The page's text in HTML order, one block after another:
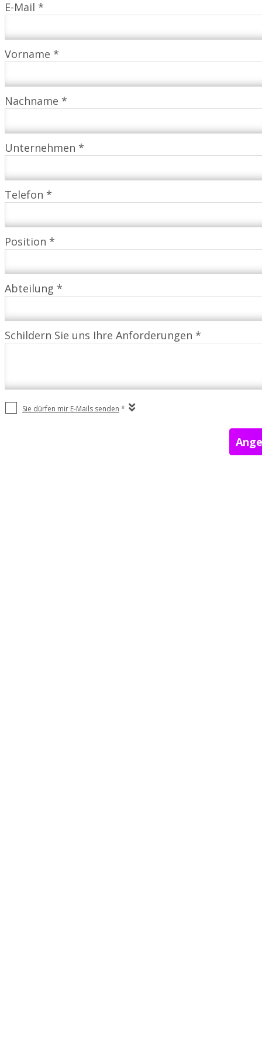
E-Mail *
Vorname *
Nachname *
Unternehmen *
Telefon *
Position *
Abteilung *
Schildern Sie uns Ihre Anforderungen *
Sie dürfen mir E-Mails senden *